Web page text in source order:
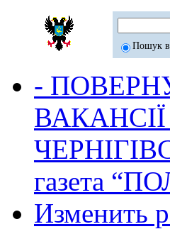
Пошук
-
газета
Изменить